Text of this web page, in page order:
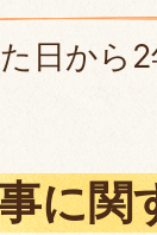
日から2
に関